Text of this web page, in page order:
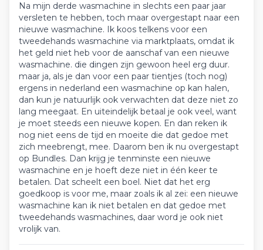
Na mijn derde wasmachine in slechts een paar jaar
versleten te hebben, toch maar overgestapt naar een
nieuwe wasmachine. Ik koos telkens voor een
tweedehands wasmachine via marktplaats, omdat ik
het geld niet heb voor de aanschaf van een nieuwe
wasmachine. die dingen zijn gewoon heel erg duur.
maar ja, als je dan voor een paar tientjes (toch nog)
ergens in nederland een wasmachine op kan halen,
dan kun je natuurlijk ook verwachten dat deze niet zo
lang meegaat. En uiteindelijk betaal je ook veel, want
je moet steeds een nieuwe kopen. En dan reken ik
nog niet eens de tijd en moeite die dat gedoe met
zich meebrengt, mee. Daarom ben ik nu overgestapt
op Bundles. Dan krijg je tenminste een nieuwe
wasmachine en je hoeft deze niet in één keer te
betalen. Dat scheelt een boel. Niet dat het erg
goedkoop is voor me, maar zoals ik al zei: een nieuwe
wasmachine kan ik niet betalen en dat gedoe met
tweedehands wasmachines, daar word je ook niet
vrolijk van.